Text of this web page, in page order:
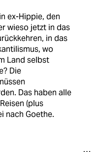
ex-Hippie, den
wieso jetzt in das
in das
wo
Land selbst
Die
Das haben alle
(plus
nach Goethe.